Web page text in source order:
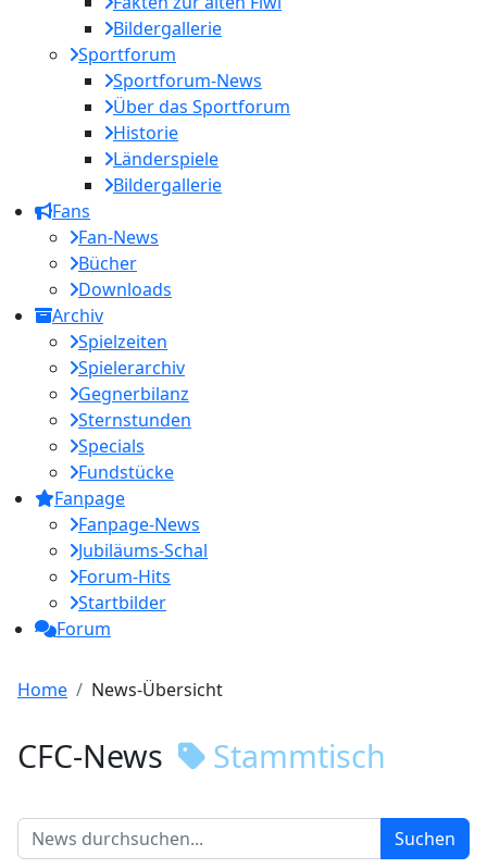
Bildergallerie
Sportforum
Sportforum-News
Über das Sportforum
Historie
Länderspiele
Bildergallerie
Fans
Fan-News
Bücher
Downloads
Archiv
Spielzeiten
Spielerarchiv
Gegnerbilanz
Sternstunden
Specials
Fundstücke
Fanpage
Fanpage-News
Jubiläums-Schal
Forum-Hits
Startbilder
Forum
Home News-Übersicht
CFC-News Stammtisch
Suchen